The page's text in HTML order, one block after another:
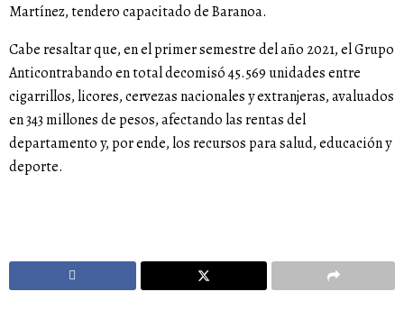
Martínez, tendero capacitado de Baranoa.
Cabe resaltar que, en el primer semestre del año 2021, el Grupo
Anticontrabando en total decomisó 45.569 unidades entre
cigarrillos, licores, cervezas nacionales y extranjeras, avaluados
en 343 millones de pesos, afectando las rentas del
departamento y, por ende, los recursos para salud, educación y
deporte.